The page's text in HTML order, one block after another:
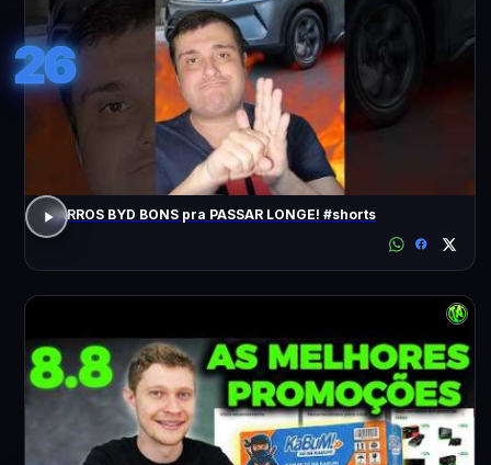
26
CARROS BYD BONS pra PASSAR LONGE! #shorts